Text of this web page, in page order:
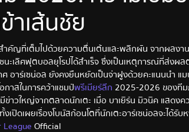
าเส้นชัย
คัญที่เต็มไปด้วยความตื่นเต้นและพลิกผัน จากผลงา
ะเลิศฟุตบอลยุโรปได้สำเร็จ ซึ่งเป็นเหตุการณ์ที่ส่งผ
อาร์เซน่อล ยังคงยืนหยัดเป็นจ่าฝูงด้วยคะแนนนำ แ
กาสในการคว้าแชมป์พรีเมียร์ลีก 2025-2026 ของทีม
วใหญ่จากตลาดนักเตะ เมื่อ บาเยิร์น มิวนิค แสดงค
ปิดเผยเรื่องโบนัสก้อนโตที่นักเตะอาร์เซน่อลจะได้รั
League Official